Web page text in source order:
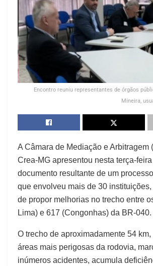
Encontro reuniu representantes de órgãos
Mineira,
A Câmara de Mediação e Arbitragem
Crea‑MG apresentou nesta terça-
documento resultante de um
que envolveu mais de 30
de propor melhorias no trecho entre
Lima) e 617 (Congonhas) da BR‑040.
O trecho de aproximadamente 54
áreas mais perigosas da rodovia,
inúmeros acidentes, acumula